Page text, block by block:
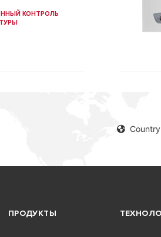
КОНТРОЛЬ
ПРОДУКТЫ